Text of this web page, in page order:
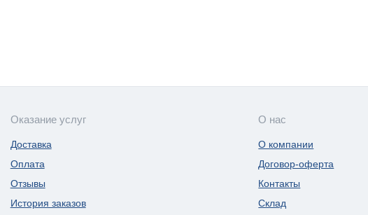
Оказание услуг
Доставка
Оплата
Отзывы
История заказов
О нас
О компании
Договор-оферта
Контакты
Склад